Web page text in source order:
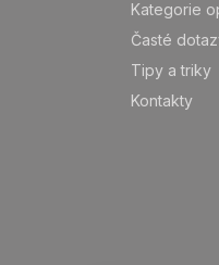
Kategorie
Časté
Tipy a triky
Kontakty